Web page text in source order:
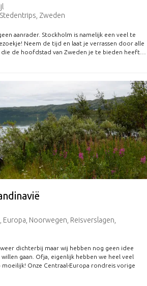
Stedentrips Zweden
aanrader. Stockholm is namelijk een veel te
Neem de tijd en laat je verrassen door alle
de hoofdstad van Zweden je te bieden heeft…
Europa Noorwegen Reisverslagen
dichterbij maar wij hebben nog geen idee
gaan. Ofja, eigenlijk hebben we heel veel
moeilijk! Onze Centraal-Europa rondreis vorige